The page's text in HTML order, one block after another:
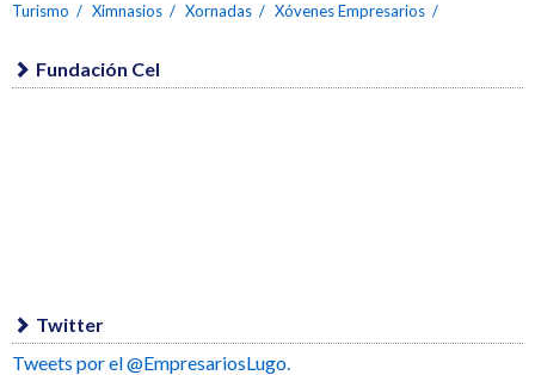
Turismo
Ximnasios Xornadas Xóvenes Empresarios
Fundación Cel
Twitter
Tweets por el @EmpresariosLugo.